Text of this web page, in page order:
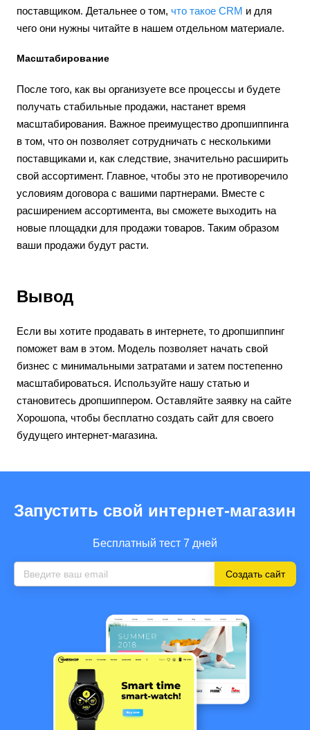
поставщиком. Детальнее о том, что такое CRM и для
чего они нужны читайте в нашем отдельном материале.
Масштабирование
После того, как вы организуете все процессы и будете
получать стабильные продажи, настанет время
масштабирования. Важное преимущество дропшиппинга
в том, что он позволяет сотрудничать с несколькими
поставщиками и, как следствие, значительно расширить
свой ассортимент. Главное, чтобы это не противоречило
условиям договора с вашими партнерами. Вместе с
расширением ассортимента, вы сможете выходить на
новые площадки для продажи товаров. Таким образом
ваши продажи будут расти.
Вывод
Если вы хотите продавать в интернете, то дропшиппинг
поможет вам в этом. Модель позволяет начать свой
бизнес с минимальными затратами и затем постепенно
масштабироваться. Используйте нашу статью и
становитесь дропшиппером. Оставляйте заявку на сайте
Хорошопа, чтобы бесплатно создать сайт для своего
будущего интернет-магазина.
Запустить свой интернет-магазин
Бесплатный тест 7 дней
Создать сайт